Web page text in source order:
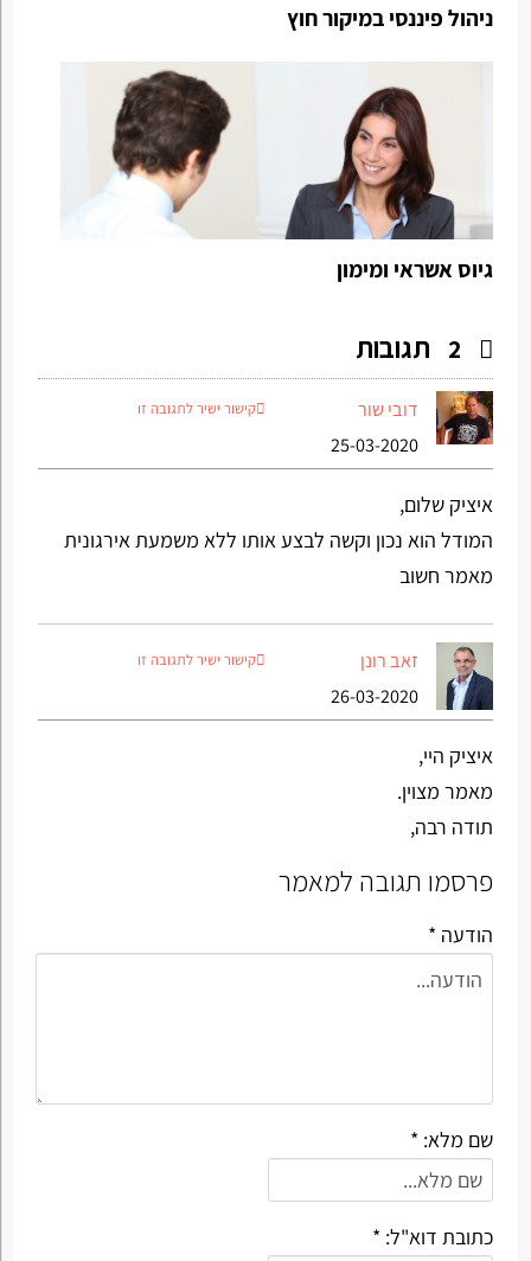
ניהול פיננסי במיקור חוץ
גיוס אשראי ומימון
2 תגובות
דובי שור
25-03-2020
קישור ישיר לתגובה זו
איציק שלום,
המודל הוא נכון וקשה לבצע אותו ללא משמעת אירגונית
מאמר חשוב
זאב רונן
26-03-2020
קישור ישיר לתגובה זו
איציק היי,
מאמר מצוין.
תודה רבה,
פרסמו תגובה למאמר
הודעה *
שם מלא: *
כתובת דוא"ל: *